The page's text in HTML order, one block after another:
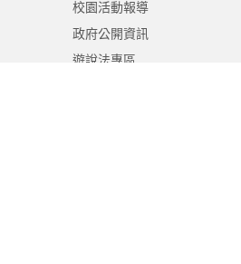
校園活動報導
政府公開資訊
遊說法專區